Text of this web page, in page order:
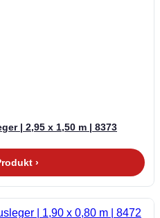
| 2,95 x 1,50 m | 8373
›